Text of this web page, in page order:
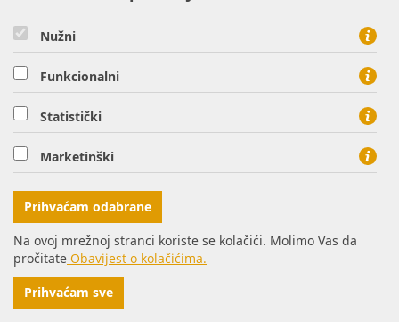
03.07.2024. Planirani radovi na plinskoj mreži - Virovitica
03.07.2024. Planirani radovi na plinskoj mreži - Pakrac
mreži - Sirač
03.07.2024. Neplanirani radovi na plinskoj mreži - Lozan
04.07.2024. Planirani radovi na plinskoj mreži - Osijek
04.07.2024. Neplanirani radovi na plinskoj mreži -
Nužni
Funkcionalni
Statistički
Marketinški
Prihvaćam odabrane
Na ovoj mrežnoj stranci koriste se kolačići. Molimo Vas da
pročitate Obavijest o kolačićima.
Prihvaćam sve